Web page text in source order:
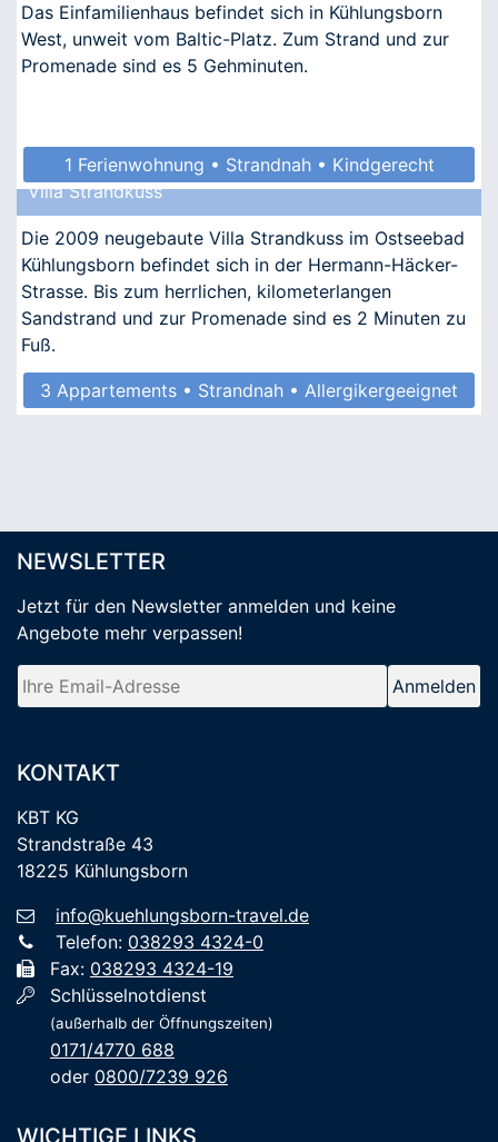
Das Einfamilienhaus befindet sich in Kühlungsborn
West, unweit vom Baltic-Platz. Zum Strand und zur
Promenade sind es 5 Gehminuten.
1 Ferienwohnung • Strandnah • Kindgerecht
Villa Strandkuss
Die 2009 neugebaute Villa Strandkuss im Ostseebad
Kühlungsborn befindet sich in der Hermann-Häcker-
Strasse. Bis zum herrlichen, kilometerlangen
Sandstrand und zur Promenade sind es 2 Minuten zu
Fuß.
3 Appartements • Strandnah • Allergikergeeignet
NEWSLETTER
Jetzt für den Newsletter anmelden und keine
Angebote mehr verpassen!
KONTAKT
KBT KG
Strandstraße 43
18225 Kühlungsborn
info@kuehlungsborn-travel.de
Telefon: 038293 4324-0
Fax: 038293 4324-19
Schlüsselnotdienst
(außerhalb der Öffnungszeiten)
0171/4770 688
oder 0800/7239 926